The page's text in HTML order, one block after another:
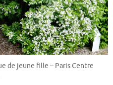
de jeune fille – Paris Centre